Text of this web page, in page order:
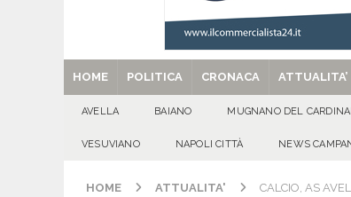
[ 29/08/2025 ] SANT’Oggi. Venerdì
HOME POLITICA CRONACA ATTUALITA’
AVELLA BAIANO MUGNANO DEL
VESUVIANO NAPOLI CITTÀ NEWS
HOME ATTUALITA' CALCIO, AS